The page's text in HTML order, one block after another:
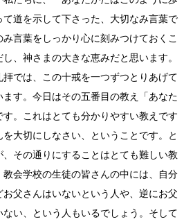
道を示して下さった、大切なみ言葉で
言葉をしっかり心に刻みつけておくこ
、神さまの大きな恵みだと思います。
では、この十戒を一つずつとりあげて
す。今日はその五番目の教え「あなた
。これはとても分かりやすい教えです
大切にしなさい、ということです。と
その通りにすることはとても難しい教
教会学校の生徒の皆さんの中には、自分
父さんはいないという人や、逆にお父
い、という人もいるでしょう。そして